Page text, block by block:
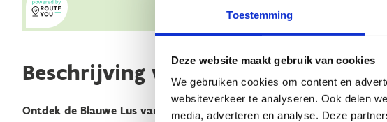
Toestemming
Deze website maakt gebruik van cookies
We gebruiken cookies om content en
websiteverkeer te analyseren. Ook delen
media, adverteren en analyse. Deze
Beschrijving van de route
Ontdek de Blauwe Lus van Bierbeek!